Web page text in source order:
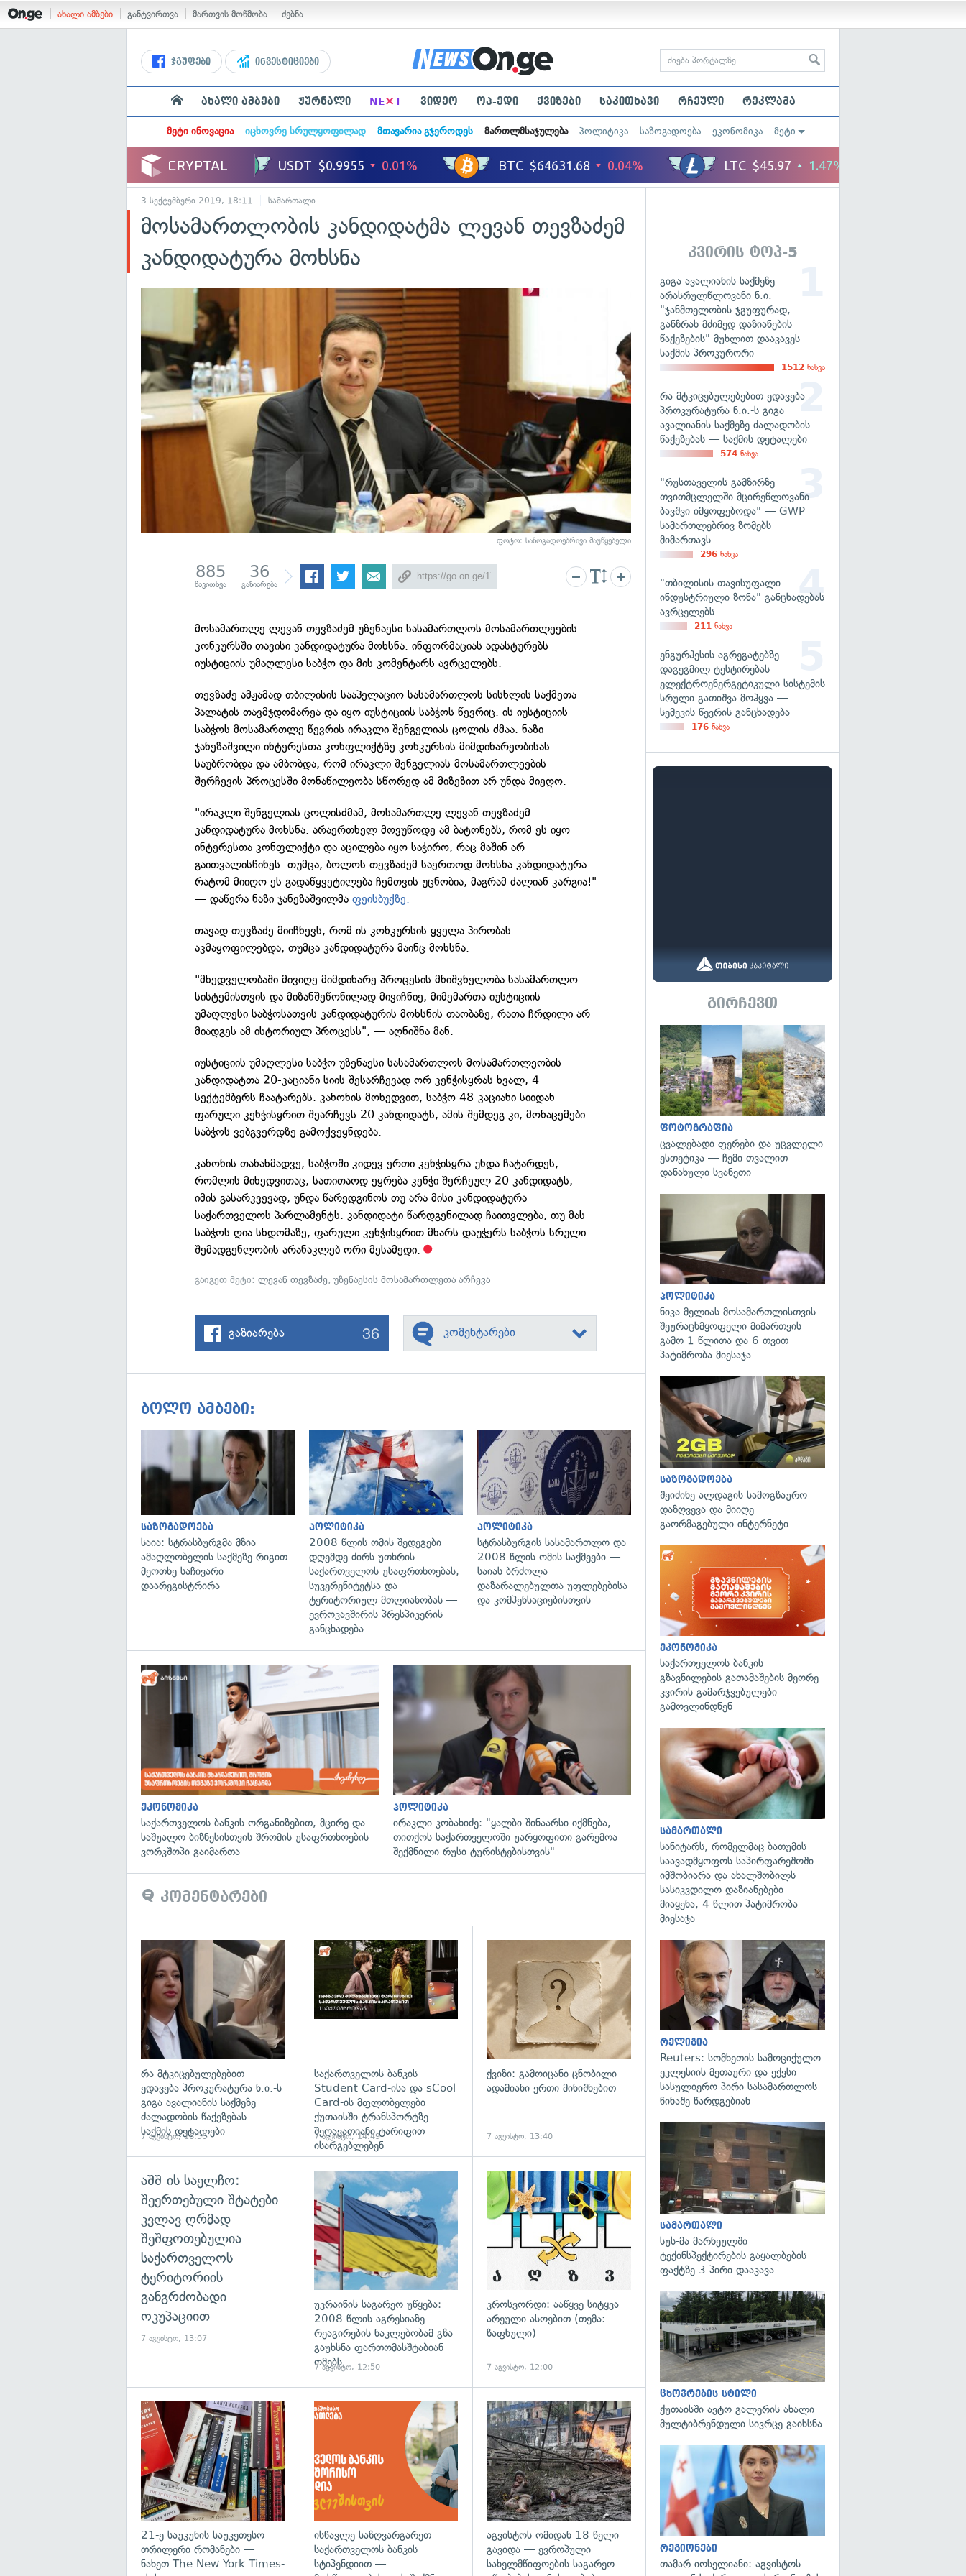
ახალი ამბები განტვირთვა მართვის მოწმობა ძებნა
ჯგუფები ინვესტიციები
ახალი ამბები ჟურნალი NE×T ვიდეო ოპ-ედი ქვიზები საკითხავი რჩეული რეკლამა
მეტი ინოვაცია იცხოვრე სრულყოფილად მთავარია გჯეროდეს მართლმსაჯულება პოლიტიკა საზოგადოება ეკონომიკა მეტი
3 სექტემბერი 2019, 18:11 სამართალი
მოსამართლობის კანდიდატმა ლევან თევზაძემ
კანდიდატურა მოხსნა
ფოტო: საზოგადოებრივი მაუწყებელი
885
წაკითხვა
36
გაზიარება
მოსამართლე ლევან თევზაძემ უზენაესი სასამართლოს მოსამართლეების
კონკურსში თავისი კანდიდატურა მოხსნა. ინფორმაციას ადასტურებს
იუსტიციის უმაღლესი საბჭო და მის კომენტარს ავრცელებს.
თევზაძე ამჟამად თბილისის სააპელაციო სასამართლოს სისხლის საქმეთა
პალატის თავმჯდომარეა და იყო იუსტიციის საბჭოს წევრიც. ის იუსტიციის
საბჭოს მოსამართლე წევრის ირაკლი შენგელიას ცოლის ძმაა. ნაზი
ჯანეზაშვილი ინტერესთა კონფლიქტზე კონკურსის მიმდინარეობისას
საუბრობდა და ამბობდა, რომ ირაკლი შენგელიას მოსამართლეების
შერჩევის პროცესში მონაწილეობა სწორედ ამ მიზეზით არ უნდა მიეღო.
"ირაკლი შენგელიას ცოლისძმამ, მოსამართლე ლევან თევზაძემ
კანდიდატურა მოხსნა. არაერთხელ მოვუწოდე ამ ბატონებს, რომ ეს იყო
ინტერესთა კონფლიქტი და აცილება იყო საჭირო, რაც მაშინ არ
გაითვალისწინეს. თუმცა, ბოლოს თევზაძემ საერთოდ მოხსნა კანდიდატურა.
რატომ მიიღო ეს გადაწყვეტილება ჩემთვის უცნობია, მაგრამ ძალიან კარგია!"
— დაწერა ნაზი ჯანეზაშვილმაფეისბუქზე.
თავად თევზაძე მიიჩნევს, რომ ის კონკურსის ყველა პირობას
აკმაყოფილებდა, თუმცა კანდიდატურა მაინც მოხსნა.
"მხედველობაში მივიღე მიმდინარე პროცესის მნიშვნელობა სასამართლო
სისტემისთვის და მიზანშეწონილად მივიჩნიე, მიმემართა იუსტიციის
უმაღლესი საბჭოსათვის კანდიდატურის მოხსნის თაობაზე, რათა ჩრდილი არ
მიადგეს ამ ისტორიულ პროცესს", — აღნიშნა მან.
იუსტიციის უმაღლესი საბჭო უზენაესი სასამართლოს მოსამართლეობის
კანდიდატთა 20-კაციანი სიის შესარჩევად ორ კენჭისყრას ხვალ, 4
სექტემბერს ჩაატარებს. კანონის მოხედვით, საბჭო 48-კაციანი სიიდან
ფარული კენჭისყრით შეარჩევს 20 კანდიდატს, ამის შემდეგ კი, მონაცემები
საბჭოს ვებგვერდზე გამოქვეყნდება.
კანონის თანახმადვე, საბჭოში კიდევ ერთი კენჭისყრა უნდა ჩატარდეს,
რომლის მიხედვითაც, სათითაოდ ეყრება კენჭი შერჩეულ 20 კანდიდატს,
იმის გასარკვევად, უნდა წარედგინოს თუ არა მისი კანდიდატურა
საქართველოს პარლამენტს. კანდიდატი წარდგენილად ჩაითვლება, თუ მას
საბჭოს ღია სხდომაზე, ფარული კენჭისყრით მხარს დაუჭერს საბჭოს სრული
შემადგენლობის არანაკლებ ორი მესამედი.
გაიგეთ მეტი:ლევან თევზაძე,უზენაესის მოსამართლეთა არჩევა
გაზიარება 36 კომენტარები
ბოლო ამბები:
გადახედვა
საზოგადოება
საია: სტრასბურგმა მზია
ამაღლობელის საქმეზე რიგით
მეოთხე საჩივარი
დაარეგისტრირა
გადახედვა
პოლიტიკა
2008 წლის ომის შედეგები
დღემდე ძირს უთხრის
საქართველოს უსაფრთხოებას,
სუვერენიტეტსა და
ტერიტორიულ მთლიანობას —
ევროკავშირის პრესპიკერის
განცხადება
გადახედვა
პოლიტიკა
სტრასბურგის სასამართლო და
2008 წლის ომის საქმეები —
საიას ბრძოლა
დაზარალებულთა უფლებებისა
და კომპენსაციებისთვის
ეკონომიკა
საქართველოს ბანკის ორგანიზებით, მცირე და
საშუალო ბიზნესისთვის შრომის უსაფრთხოების
ვორკშოპი გაიმართა
გადახედვა
პოლიტიკა
ირაკლი კობახიძე: "ყალბი შინაარსი იქმნება,
თითქოს საქართველოში უარყოფითი გარემოა
შექმნილი რუსი ტურისტებისთვის"
კომენტარები
გადახედვა
რა მტკიცებულებებით
ედავება პროკურატურა ნ.ი.-ს
გიგა ავალიანის საქმეზე
ძალადობის წაქეზებას —
საქმის დეტალები
7 აგვისტო, 16:50
საქართველოს ბანკის
Student Card-ისა და sCool
Card-ის მფლობელები
ქუთაისში ტრანსპორტზე
შეღავათიანი ტარიფით
ისარგებლებენ
7 აგვისტო, 14:49
ქვიზი: გამოიცანი ცნობილი
ადამიანი ერთი მინიშნებით
7 აგვისტო, 13:40
აშშ-ის საელჩო:
შეერთებული შტატები
კვლავ ღრმად
შეშფოთებულია
საქართველოს
ტერიტორიის
განგრძობადი
ოკუპაციით
7 აგვისტო, 13:07
გადახედვა
უკრაინის საგარეო უწყება:
2008 წლის აგრესიაზე
რეაგირების ნაკლებობამ გზა
გაუხსნა ფართომასშტაბიან
ომებს
7 აგვისტო, 12:50
გადახედვა
კროსვორდი: ააწყვე სიტყვა
არეული ასოებით (თემა:
ზაფხული)
7 აგვისტო, 12:00
გადახედვა
21-ე საუკუნის საუკეთესო
თრილერი რომანები —
ნახეთ The New York Times-
ისწავლე საზღვარგარეთ
საქართველოს ბანკის
სტიპენდიით —
გადახედვა
აგვისტოს ომიდან 18 წელი
გავიდა — ევროპული
სახელმწიფოების საგარეო
კვირის ტოპ-5
გიგა ავალიანის საქმეზე
არასრულწლოვანი ნ.ი.
"ჯანმთელობის ჯგუფურად,
განზრახ მძიმედ დაზიანების
წაქეზების" მუხლით დააკავეს —
საქმის პროკურორი
1512 ნახვა
რა მტკიცებულებებით ედავება
პროკურატურა ნ.ი.-ს გიგა
ავალიანის საქმეზე ძალადობის
წაქეზებას — საქმის დეტალები
574 ნახვა
"რუსთაველის გამზირზე
თვითმცლელში მცირეწლოვანი
ბავშვი იმყოფებოდა" — GWP
სამართლებრივ ზომებს
მიმართავს
296 ნახვა
"თბილისის თავისუფალი
ინდუსტრიული ზონა" განცხადებას
ავრცელებს
211 ნახვა
ენგურჰესის აგრეგატებზე
დაგეგმილ ტესტირებას
ელექტროენერგეტიკული სისტემის
სრული გათიშვა მოჰყვა —
სემეკის წევრის განცხადება
176 ნახვა
გირჩევთ
ფოტოგრაფია
ცვალებადი ფერები და უცვლელი
ესთეტიკა — ჩემი თვალით
დანახული სვანეთი
პოლიტიკა
ნიკა მელიას მოსამართლისთვის
შეურაცხმყოფელი მიმართვის
გამო 1 წლითა და 6 თვით
პატიმრობა მიესაჯა
საზოგადოება
შეიძინე ალდაგის სამოგზაურო
დაზღვევა და მიიღე
გაორმაგებული ინტერნეტი
ეკონომიკა
საქართველოს ბანკის
გზავნილების გათამაშების მეორე
კვირის გამარჯვებულები
გამოვლინდნენ
სამართალი
სანიტარს, რომელმაც ბათუმის
საავადმყოფოს საპირფარეშოში
იმშობიარა და ახალშობილს
სასიკვდილო დაზიანებები
მიაყენა, 4 წლით პატიმრობა
მიესაჯა
რელიგია
Reuters: სომხეთის სამოციქულო
ეკლესიის მეთაური და ექვსი
სასულიერო პირი სასამართლოს
წინაშე წარდგებიან
სამართალი
სუს-მა მარნეულში
ტექინსპექტირების გაყალბების
ფაქტზე 3 პირი დააკავა
ცხოვრების სტილი
ქუთაისში ავტო გალერის ახალი
მულტიბრენდული სივრცე გაიხსნა
რეგიონები
თამარ იოსელიანი: აგვისტოს